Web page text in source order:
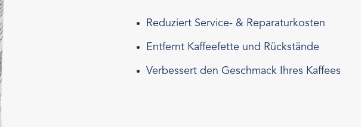
Reduziert Service- & Reparaturkosten
Entfernt Kaffeefette und Rückstände
Verbessert den Geschmack Ihres Kaffees